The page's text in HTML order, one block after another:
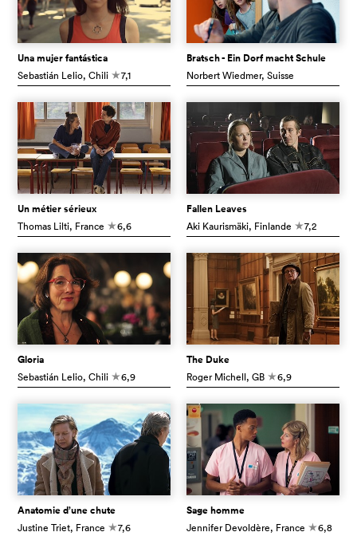
Una mujer fantástica
Sebastián Lelio, Chili c7,1
Bratsch - Ein Dorf macht Schule
Norbert Wiedmer, Suisse
Un métier sérieux
Thomas Lilti, France c6,6
Fallen Leaves
Aki Kaurismäki, Finlande c7,2
Gloria
Sebastián Lelio, Chili c6,9
The Duke
Roger Michell, GB c6,9
Anatomie d’une chute
Justine Triet, France c7,6
Sage homme
Jennifer Devoldère, France c6,8